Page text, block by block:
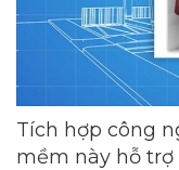
Tích hợp công
mềm này hỗ